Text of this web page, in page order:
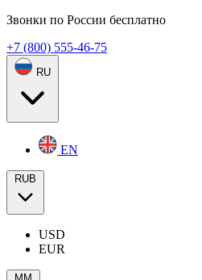
Звонки по России бесплатно
+7 (800) 555-46-75
RU
EN
RUB
USD
EUR